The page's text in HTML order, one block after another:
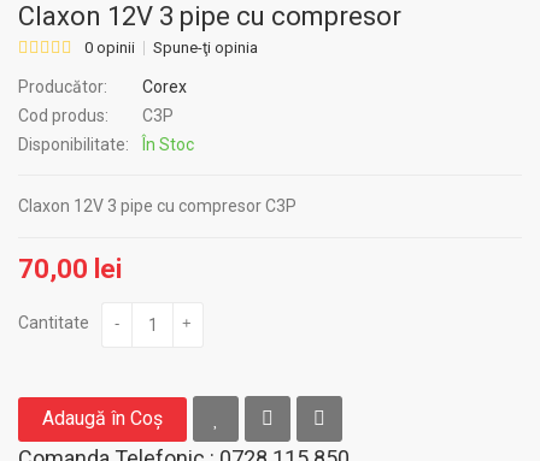
Claxon 12V 3 pipe cu compresor
0 opinii Spune-ţi opinia
Producător:
Corex
Cod produs:
C3P
Disponibilitate:
În Stoc
Claxon 12V 3 pipe cu compresor C3P
70,00 lei
Cantitate - +
Adaugă în Coş